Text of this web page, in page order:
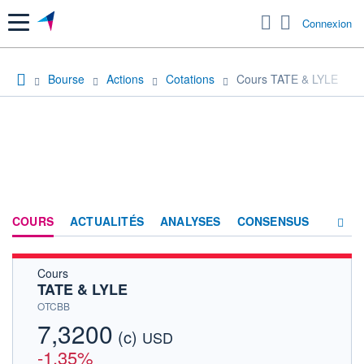
Menu Connexion
Bourse Actions Cotations Cours TATE & LYLE
COURS ACTUALITÉS ANALYSES CONSENSUS
Cours
TATE & LYLE
OTCBB
7,3200 (c) USD
-1,35%